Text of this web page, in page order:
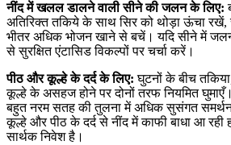
नींद में खलल डालने वाली सीने की जलन के लिए:
अतिरिक्त तकिये के साथ सिर को थोड़ा ऊंचा
भीतर अधिक भोजन खाने से बचें। यदि सीने में
से सुरक्षित एंटासिड विकल्पों पर चर्चा करें।
पीठ और कूल्हे के दर्द के लिए: घुटनों के बीच
कूल्हे के असहज होने पर दोनों तरफ नियमित घुमाएँ।
बहुत नरम सतह की तुलना में अधिक सुसंगत समर्थन
कूल्हे और पीठ के दर्द से नींद में काफी बाधा आ रही
सार्थक निवेश है।